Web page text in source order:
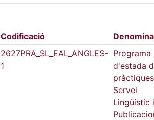
Codificació
2627PRA_SL_EAL_ANGLES-
1
Programa
d'estada
Servei
Lingüístic